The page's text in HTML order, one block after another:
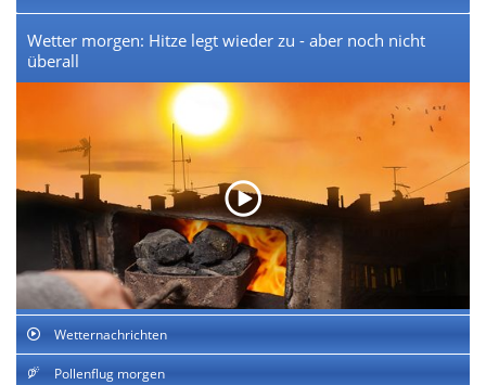
Wetter morgen: Hitze legt wieder zu - aber noch nicht
überall
Wetternachrichten
Pollenflug morgen